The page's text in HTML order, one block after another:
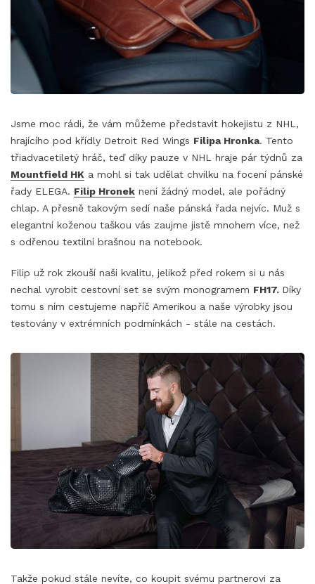
Jsme moc rádi, že vám můžeme představit hokejistu z NHL,
hrajícího pod křídly Detroit Red Wings Filipa Hronka. Tento
třiadvacetiletý hráč, teď díky pauze v NHL hraje pár týdnů za
Mountfield HK a mohl si tak udělat chvilku na focení pánské
řady ELEGA. Filip Hronek není žádný model, ale pořádný
chlap. A přesně takovým sedí naše pánská řada nejvíc. Muž s
elegantní koženou taškou vás zaujme jistě mnohem více, než
s odřenou textilní brašnou na notebook.
Filip už rok zkouší naši kvalitu, jelikož před rokem si u nás
nechal vyrobit cestovní set se svým monogramem FH17. Díky
tomu s ním cestujeme napříč Amerikou a naše výrobky jsou
testovány v extrémních podmínkách - stále na cestách.
Takže pokud stále nevíte, co koupit svému partnerovi za